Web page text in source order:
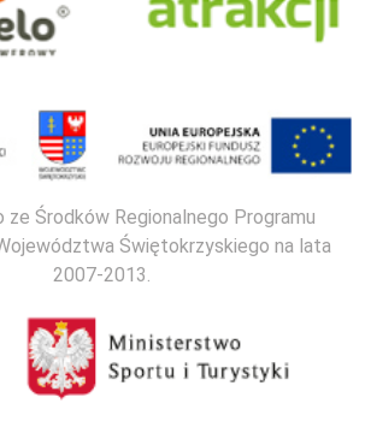
ze Środków Regionalnego Programu
Świętokrzyskiego na lata
2007-2013.